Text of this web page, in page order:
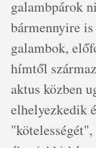
galambpárok
bármennyire
galambok,
hímtől
aktus közben
elhelyezkedik